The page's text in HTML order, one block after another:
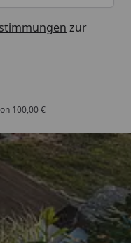
zur
100,00 €